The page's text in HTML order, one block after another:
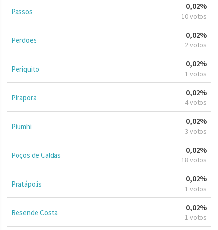
Passos
0,02%
10 votos
Perdões
0,02%
2 votos
Periquito
0,02%
1 votos
Pirapora
0,02%
4 votos
Piumhi
0,02%
3 votos
Poços de Caldas
0,02%
18 votos
Pratápolis
0,02%
1 votos
Resende Costa
0,02%
1 votos